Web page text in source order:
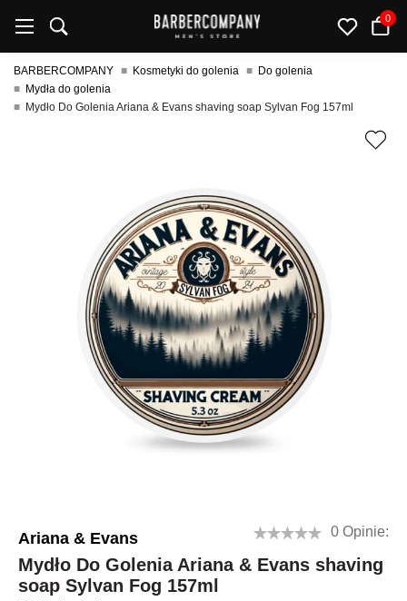
0
BARBERCOMPANY Kosmetyki do golenia
Do golenia
Mydła do golenia
Mydło Do Golenia Ariana & Evans shaving soap Sylvan Fog 157ml
Ariana & Evans 0 Opinie:
Mydło Do Golenia Ariana & Evans shaving
soap Sylvan Fog 157ml